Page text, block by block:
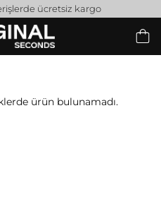
ücretsiz kargo
ürün bulunamadı.